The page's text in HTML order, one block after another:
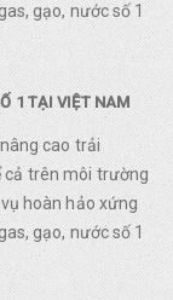
gạo, nước số 1
1 TẠI VIỆT NAM
cao trải
cả trên môi trường
hoàn hảo xứng
gạo, nước số 1